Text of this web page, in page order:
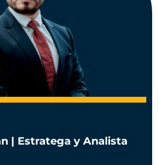
| Estratega y Analista